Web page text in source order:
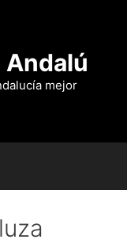
Andalú
mejor